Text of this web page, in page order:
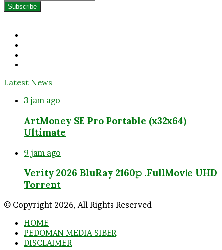
your
Email
Latest News
3 jam ago
ArtMoney SE Pro Portable (x32x64)
Ultimate
9 jam ago
Verity 2026 BluRay 2160𝚙 .FullMov𝗂e UHD
Torrent
© Copyright 2026, All Rights Reserved
HOME
PEDOMAN MEDIA SIBER
DISCLAIMER